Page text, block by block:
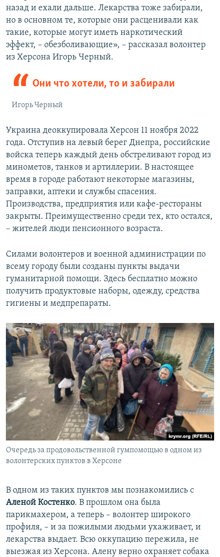
назад и ехали дальше. Лекарства тоже забирали,
но в основном те, которые они расценивали как
такие, которые могут иметь наркотический
эффект, – обезболивающие», – рассказал волонтер
из Херсона Игорь Черный.
Они что хотели, то и забирали
Игорь Черный
Украина деоккупировала Херсон 11 ноября 2022
года. Отступив на левый берег Днепра, российские
войска теперь каждый день обстреливают город из
минометов, танков и артиллерии. В настоящее
время в городе работают некоторые магазины,
заправки, аптеки и службы спасения.
Производства, предприятия или кафе-рестораны
закрыты. Преимущественно среди тех, кто остался,
– жителей люди пенсионного возраста.
Силами волонтеров и военной администрации по
всему городу были созданы пункты выдачи
гуманитарной помощи. Здесь бесплатно можно
получить продуктовые наборы, одежду, средства
гигиены и медпрепараты.
Очередь за продовольственной гумпомощью в одном из
волонтерских пунктов в Херсоне
В одном из таких пунктов мы познакомились с
Аленой Костенко. В прошлом она была
парикмахером, а теперь – волонтер широкого
профиля, – и за пожилыми людьми ухаживает, и
лекарства выдает. Всю оккупацию пережила, не
выезжая из Херсона. Алену верно охраняет собака